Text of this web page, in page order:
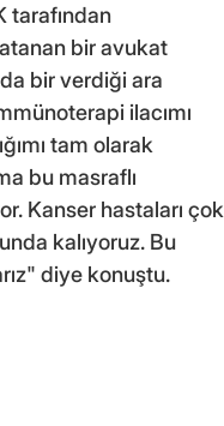
tarafından
bir avukat
bir verdiği ara
ilacımı
tam olarak
bu masraflı
Kanser hastaları çok
kalıyoruz. Bu
diye konuştu.